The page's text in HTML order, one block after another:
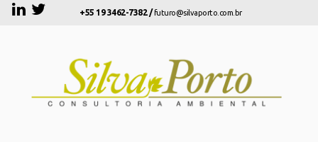
+55 19 3462-7382 /futuro@silvaporto.com.br